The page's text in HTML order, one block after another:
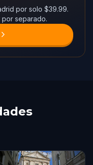
por solo $39.99.
separado.